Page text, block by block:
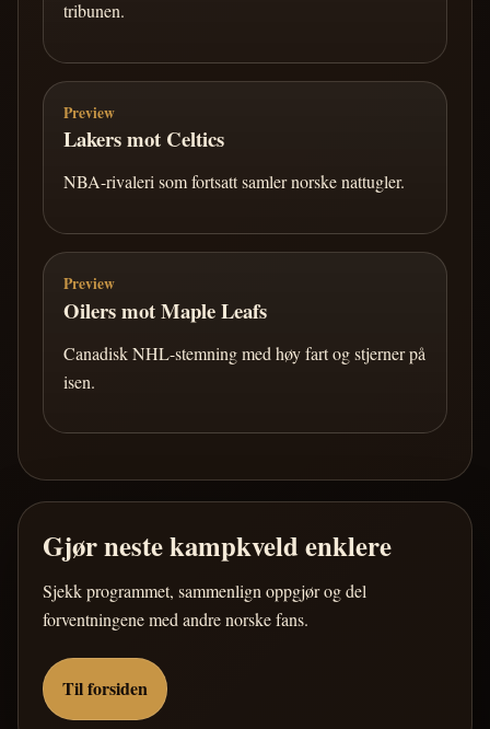
tribunen.
Preview
Lakers mot Celtics
NBA-rivaleri som fortsatt samler norske nattugler.
Preview
Oilers mot Maple Leafs
Canadisk NHL-stemning med høy fart og stjerner på
isen.
Gjør neste kampkveld enklere
Sjekk programmet, sammenlign oppgjør og del
forventningene med andre norske fans.
Til forsiden